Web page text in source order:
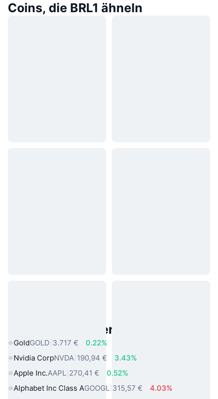
Coins, die BRL1 ähneln
Beliebte reale Vermögenswerte
GoldGOLD 3.717 €
0.22%
Nvidia CorpNVDA 190,94 €
3.43%
Apple Inc.AAPL 270,41 €
0.52%
Alphabet Inc Class AGOOGL 315,57 €
4.03%